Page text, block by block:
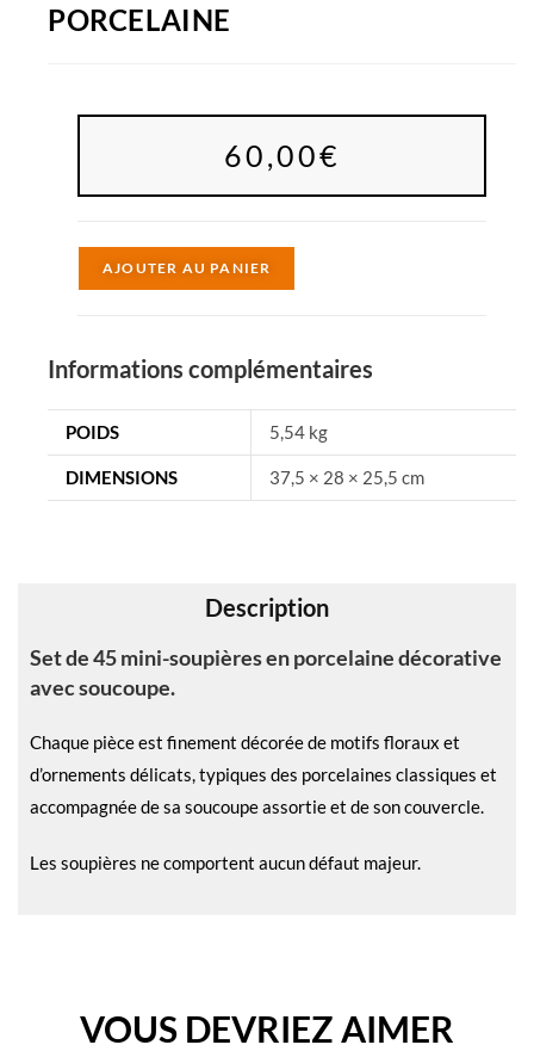
PORCELAINE
60,00€
AJOUTER AU PANIER
n
a
t
:
Informations complémentaires
POIDS 5,54 kg
DIMENSIONS 37,5 × 28 × 25,5 cm
Description
Set de 45 mini-soupières en porcelaine décorative
avec soucoupe.
Chaque pièce est finement décorée de motifs floraux et
d’ornements délicats, typiques des porcelaines classiques et
accompagnée de sa soucoupe assortie et de son couvercle.
Les soupières ne comportent aucun défaut majeur.
VOUS DEVRIEZ AIMER